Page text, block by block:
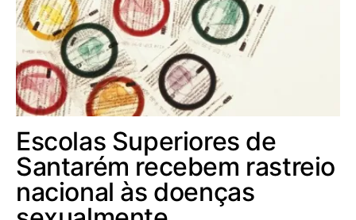
Escolas Superiores de
Santarém recebem rastreio
nacional às doenças